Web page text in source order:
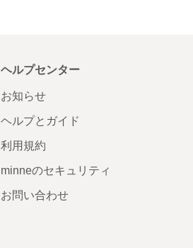
ヘルプセンター
お知らせ
ヘルプとガイド
利用規約
minneのセキュリティ
お問い合わせ